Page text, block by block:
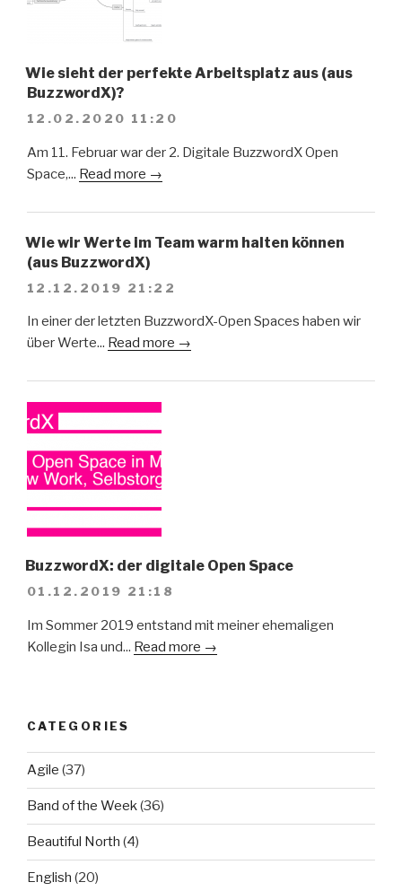
Wie sieht der perfekte Arbeitsplatz aus (aus
BuzzwordX)?
12.02.2020 11:20
Am 11. Februar war der 2. Digitale BuzzwordX Open
Space,... Read more →
Wie wir Werte im Team warm halten können
(aus BuzzwordX)
12.12.2019 21:22
In einer der letzten BuzzwordX-Open Spaces haben wir
über Werte... Read more →
BuzzwordX: der digitale Open Space
01.12.2019 21:18
Im Sommer 2019 entstand mit meiner ehemaligen
Kollegin Isa und... Read more →
CATEGORIES
Agile (37)
Band of the Week(36)
Beautiful North (4)
English (20)